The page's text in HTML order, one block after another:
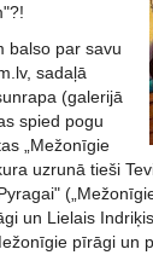
balso par savu
sadaļā
(galerijā
spied pogu
„Mežonīgie
uzrunā tieši
un Lielais
pīrāgi un